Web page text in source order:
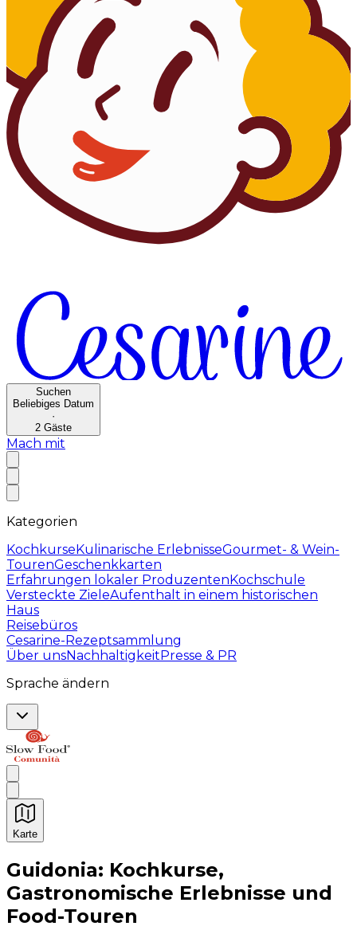
Suchen
Beliebiges Datum
·
2 Gäste
Mach mit
Kategorien
KochkurseKulinarische ErlebnisseGourmet- & Wein-
TourenGeschenkkarten
Erfahrungen lokaler ProduzentenKochschule
Versteckte ZieleAufenthalt in einem historischen
Haus
Reisebüros
Cesarine-Rezeptsammlung
Über unsNachhaltigkeitPresse & PR
Sprache ändern
Karte
Unvergessliche kulinarische Erlebnisse:
Guidonia: Kochkurse,
Gastronomische Erlebnisse und
Food-Touren